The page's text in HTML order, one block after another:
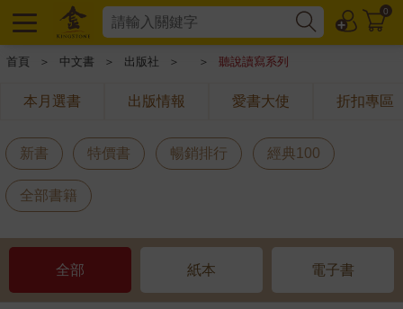
0
首頁 ＞ 中文書 ＞ 出版社 ＞ ＞ 聽說讀寫系列
本月選書 出版情報 愛書大使 折扣專區
新書 特價書 暢銷排行 經典100
全部書籍
全部 紙本 電子書